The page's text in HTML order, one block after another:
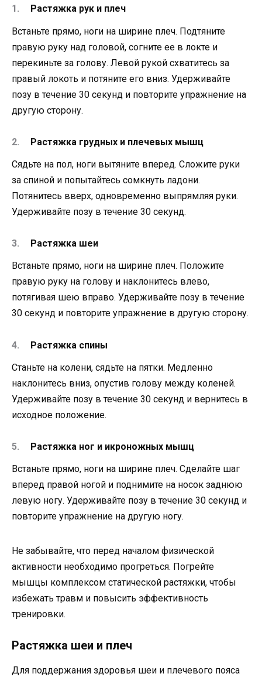
Растяжка рук и плеч
Встаньте прямо, ноги на ширине плеч. Подтяните
правую руку над головой, согните ее в локте и
перекиньте за голову. Левой рукой схватитесь за
правый локоть и потяните его вниз. Удерживайте
позу в течение 30 секунд и повторите упражнение на
другую сторону.
Растяжка грудных и плечевых мышц
Сядьте на пол, ноги вытяните вперед. Сложите руки
за спиной и попытайтесь сомкнуть ладони.
Потянитесь вверх, одновременно выпрямляя руки.
Удерживайте позу в течение 30 секунд.
Растяжка шеи
Встаньте прямо, ноги на ширине плеч. Положите
правую руку на голову и наклонитесь влево,
потягивая шею вправо. Удерживайте позу в течение
30 секунд и повторите упражнение в другую сторону.
Растяжка спины
Станьте на колени, сядьте на пятки. Медленно
наклонитесь вниз, опустив голову между коленей.
Удерживайте позу в течение 30 секунд и вернитесь в
исходное положение.
Растяжка ног и икроножных мышц
Встаньте прямо, ноги на ширине плеч. Сделайте шаг
вперед правой ногой и поднимите на носок заднюю
левую ногу. Удерживайте позу в течение 30 секунд и
повторите упражнение на другую ногу.
Не забывайте, что перед началом физической
активности необходимо прогреться. Погрейте
мышцы комплексом статической растяжки, чтобы
избежать травм и повысить эффективность
тренировки.
Растяжка шеи и плеч
Для поддержания здоровья шеи и плечевого пояса